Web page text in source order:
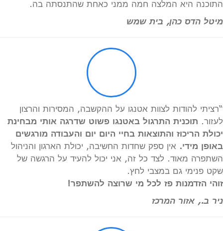
התוכנה היא המלצה חמה ממני כאחת שהתנסתה בה.
מיטל הדס כהן, בית שמש
“רציתי להודות לצוות אטנגו על ההקשבה, המסירות והרצון
לעזור. תוכנית התרגול באטנגו פשוט שדרגה אותי מבחינת
יכולת הריכוז והתוצאות בחיי היום יום והעבודה מורגשים
באופן מידי. אין ספק שחדות החשיבה, יכולת הארגון והניהול
השתפרה מאוד. לצד כל זה, אני יכול להעיד על הרגשה של
שקט פנימי גם במצבי לחץ.
זוהי הזדמנות פז לכל מי שרוצה להשתפר!
ניר ב., אזור המרכז